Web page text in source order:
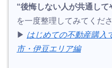
“後悔しない人が共通し
を一度整理してみてくださ
▶︎ はじめての不動産購入
市・伊豆エリア編